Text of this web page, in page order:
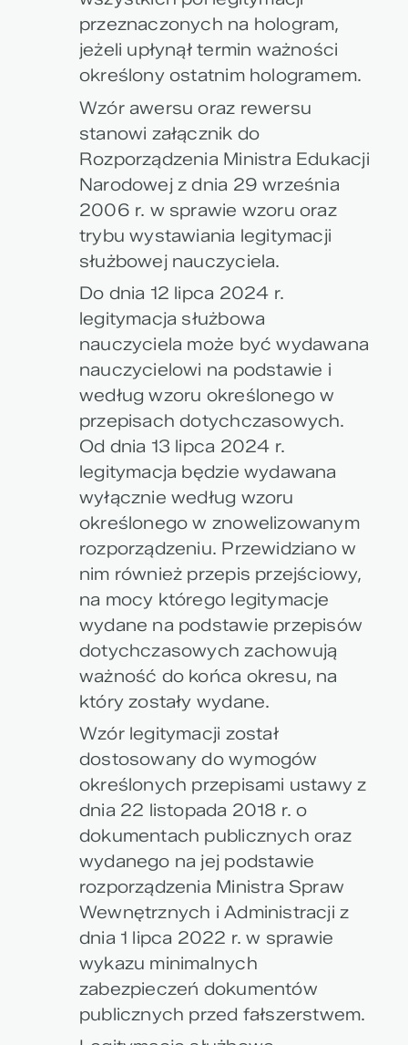
przeznaczonych na hologram,
jeżeli upłynął termin ważności
określony ostatnim hologramem.
Wzór awersu oraz rewersu
stanowi załącznik do
Rozporządzenia Ministra Edukacji
Narodowej z dnia 29 września
2006 r. w sprawie wzoru oraz
trybu wystawiania legitymacji
służbowej nauczyciela.
Do dnia 12 lipca 2024 r.
legitymacja służbowa
nauczyciela może być wydawana
nauczycielowi na podstawie i
według wzoru określonego w
przepisach dotychczasowych.
Od dnia 13 lipca 2024 r.
legitymacja będzie wydawana
wyłącznie według wzoru
określonego w znowelizowanym
rozporządzeniu. Przewidziano w
nim również przepis przejściowy,
na mocy którego legitymacje
wydane na podstawie przepisów
dotychczasowych zachowują
ważność do końca okresu, na
który zostały wydane.
Wzór legitymacji został
dostosowany do wymogów
określonych przepisami ustawy z
dnia 22 listopada 2018 r. o
dokumentach publicznych oraz
wydanego na jej podstawie
rozporządzenia Ministra Spraw
Wewnętrznych i Administracji z
dnia 1 lipca 2022 r. w sprawie
wykazu minimalnych
zabezpieczeń dokumentów
publicznych przed fałszerstwem.